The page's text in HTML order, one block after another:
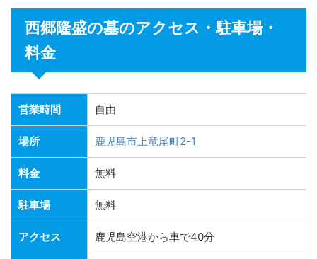
西郷隆盛の墓のアクセス・駐車場・
料金
営業時間 自由
場所 鹿児島市上竜尾町2-1
料金 無料
駐車場 無料
アクセス 鹿児島空港から車で40分